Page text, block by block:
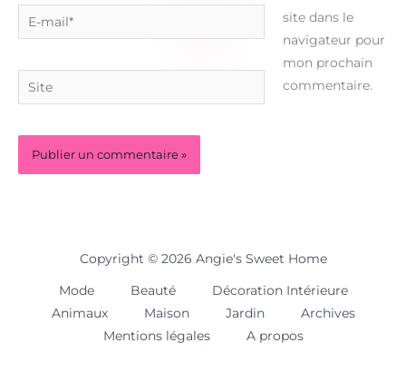
E-
mail*
Site
site dans le
navigateur pour
mon prochain
commentaire.
Copyright © 2026 Angie's Sweet Home
Mode Beauté
Décoration Intérieure
Animaux
Maison Jardin
Archives
Mentions légales
A propos